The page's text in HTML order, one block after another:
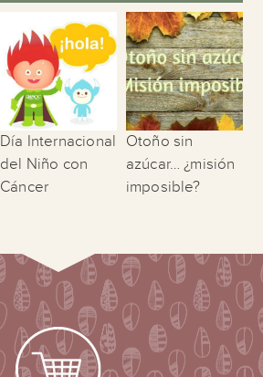
Día Internacional
del Niño con
Cáncer
Otoño sin
azúcar… ¿misión
imposible?